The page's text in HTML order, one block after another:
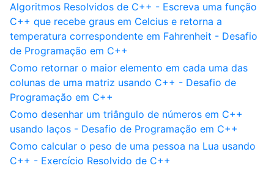
Algoritmos Resolvidos de C++ - Escreva uma função
C++ que recebe graus em Celcius e retorna a
temperatura correspondente em Fahrenheit - Desafio
de Programação em C++
Como retornar o maior elemento em cada uma das
colunas de uma matriz usando C++ - Desafio de
Programação em C++
Como desenhar um triângulo de números em C++
usando laços - Desafio de Programação em C++
Como calcular o peso de uma pessoa na Lua usando
C++ - Exercício Resolvido de C++